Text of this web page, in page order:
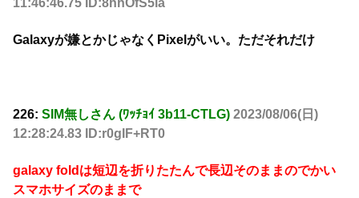
Galaxyが嫌とかじゃなくPixelがいい。ただそれだけ
226: SIM無しさん (ﾜｯﾁｮｲ 3b11-CTLG) 2023/08/06(日)
12:28:24.83 ID:r0gIF+RT0
galaxy foldは短辺を折りたたんで長辺そのままのでかい
スマホサイズのままで